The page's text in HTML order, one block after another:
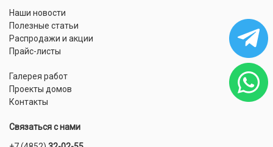
Наши новости
Полезные статьи
Распродажи и акции
Прайс-листы
Галерея работ
Проекты домов
Контакты
Связаться с нами